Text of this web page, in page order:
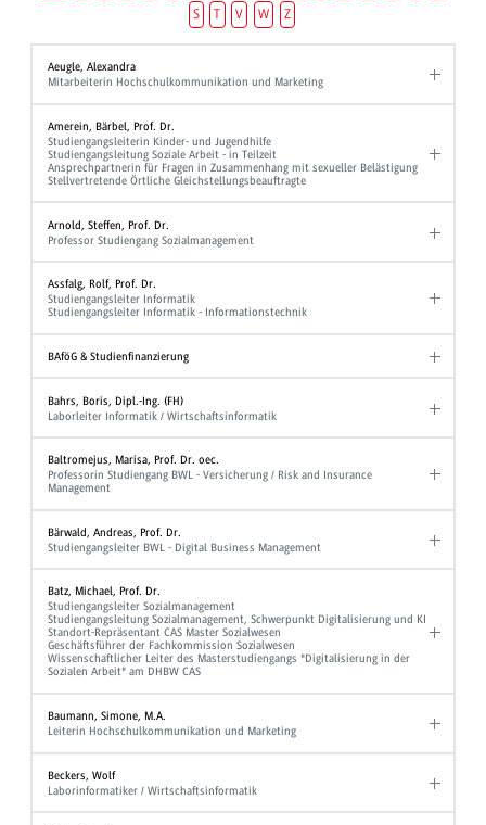
S
T V W Z
Aeugle, Alexandra
Mitarbeiterin Hochschulkommunikation und Marketing
Amerein, Bärbel, Prof. Dr.
Studiengangsleiterin Kinder- und Jugendhilfe
Studiengangsleitung Soziale Arbeit - in Teilzeit
Ansprechpartnerin für Fragen in Zusammenhang mit sexueller Belästigung
Stellvertretende Örtliche Gleichstellungsbeauftragte
Arnold, Steffen, Prof. Dr.
Professor Studiengang Sozialmanagement
Assfalg, Rolf, Prof. Dr.
Studiengangsleiter Informatik
Studiengangsleiter Informatik - Informationstechnik
BAföG & Studienfinanzierung
Bahrs, Boris, Dipl.-Ing. (FH)
Laborleiter Informatik / Wirtschaftsinformatik
Baltromejus, Marisa, Prof. Dr. oec.
Professorin Studiengang BWL - Versicherung / Risk and Insurance
Management
Bärwald, Andreas, Prof. Dr.
Studiengangsleiter BWL - Digital Business Management
Batz, Michael, Prof. Dr.
Studiengangsleiter Sozialmanagement
Studiengangsleitung Sozialmanagement, Schwerpunkt Digitalisierung und KI
Standort-Repräsentant CAS Master Sozialwesen
Geschäftsführer der Fachkommission Sozialwesen
Wissenschaftlicher Leiter des Masterstudiengangs "Digitalisierung in der
Sozialen Arbeit" am DHBW CAS
Baumann, Simone, M.A.
Leiterin Hochschulkommunikation und Marketing
Beckers, Wolf
Laborinformatiker / Wirtschaftsinformatik